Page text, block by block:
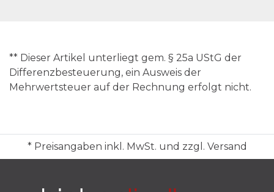
** Dieser Artikel unterliegt gem. § 25a UStG der
Differenzbesteuerung, ein Ausweis der
Mehrwertsteuer auf der Rechnung erfolgt nicht.
* Preisangaben inkl. MwSt. und zzgl. Versand